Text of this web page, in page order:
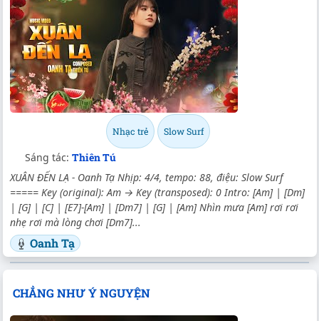
Nhạc trẻ Slow Surf
Sáng tác: Thiên Tú
XUÂN ĐẾN LẠ - Oanh Tạ Nhịp: 4/4, tempo: 88, điệu: Slow Surf
===== Key (original): Am → Key (transposed): 0 Intro: [Am] | [Dm]
| [G] | [C] | [E7]-[Am] | [Dm7] | [G] | [Am] Nhìn mưa [Am] rơi rơi
nhẹ rơi mà lòng chơi [Dm7]...
Oanh Tạ
CHẲNG NHƯ Ý NGUYỆN